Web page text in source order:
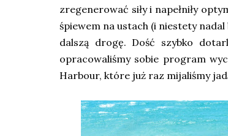
zregenerować siły i napełniły
śpiewem na ustach (i niestety nadal
dalszą drogę. Dość szybko
opracowaliśmy sobie program
Harbour, które już raz mijaliśmy